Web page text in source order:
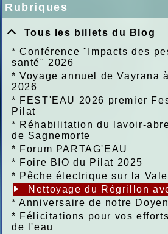
Rubriques
Tous les billets du Blog
*Conférence "Impacts des
santé" 2026
*Voyage annuel de Vayrana
2026
* FEST'EAU 2026 premier
Pilat
* Réhabilitation du lavoir-
de Sagnemorte
* Forum PARTAG'EAU
* Foire BIO du Pilat 2025
* Pêche électrique sur la
Nettoyage du Régrillon
*Anniversaire de notre
* Félicitations pour vos
de l'eau